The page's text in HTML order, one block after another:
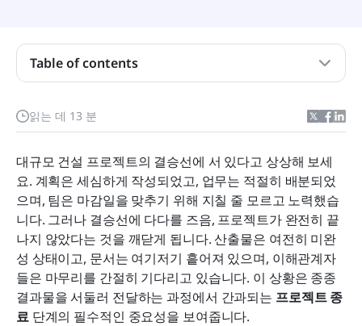
읽는 데 13 분
대규모 건설 프로젝트의 결승선에 서 있다고 상상해 보세
요. 계획은 세심하게 작성되었고, 업무는 적절히 배분되었
으며, 팀은 마감일을 맞추기 위해 지칠 줄 모르고 노력했습
니다. 그러나 결승선에 다다를 즈음, 프로젝트가 완전히 끝
나지 않았다는 것을 깨닫게 됩니다. 산출물은 여전히 미완
성 상태이고, 문서는 여기저기 흩어져 있으며, 이해관계자
들은 마무리를 간절히 기다리고 있습니다. 이 상황은 종종
결과물을 서둘러 전달하는 과정에서 간과되는 프로젝트 종
료 단계의 필수적인 중요성을 보여줍니다.
Table of contents
효과적인 프로젝트 마무리를 위한 7단계
프로젝트 마무리에서의 일반적인 과제
성공적인 마무리를 위한 모범 사례: Lark
프로젝트 종료 시 배운 교훈
결론